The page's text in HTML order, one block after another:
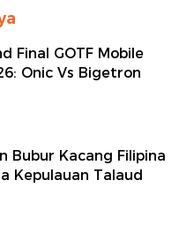
Final GOTF Mobile
Onic Vs Bigetron
Bubur Kacang Filipina
Kepulauan Talaud